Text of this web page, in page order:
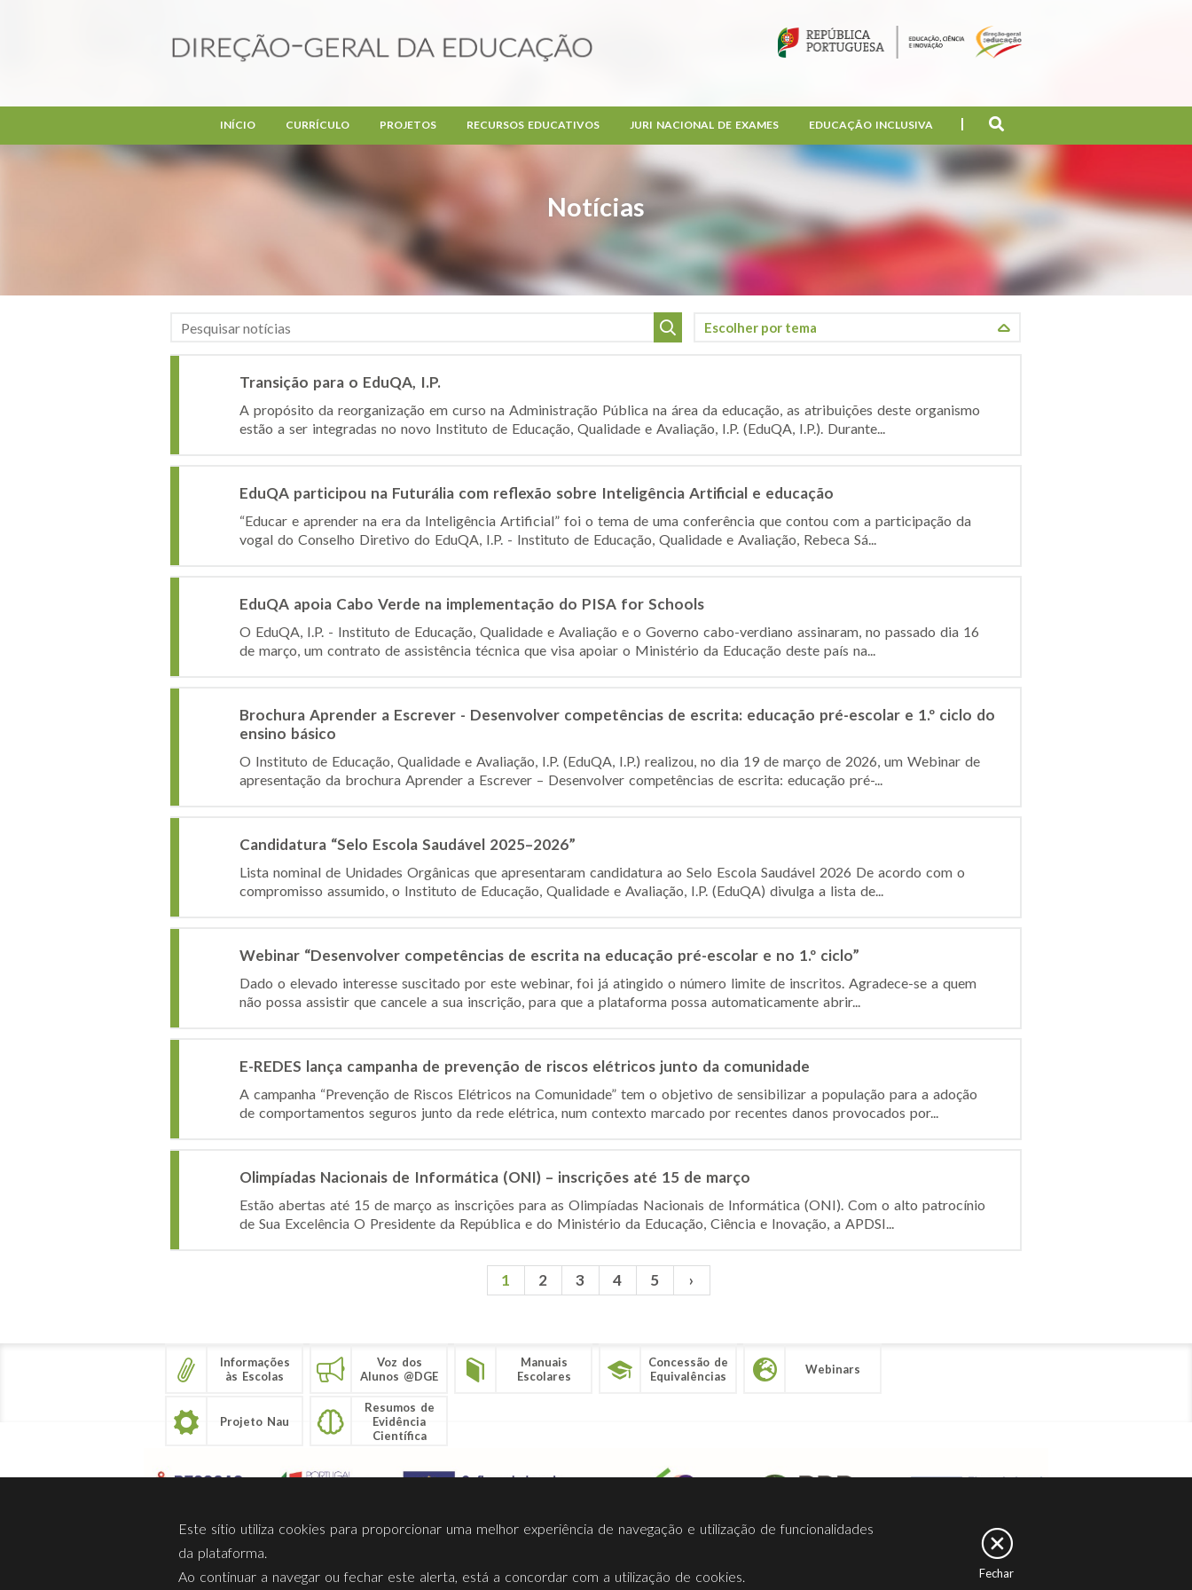
Notícias
INÍCIO CURRÍCULO PROJETOS RECURSOS EDUCATIVOS JURI NACIONAL DE EXAMES EDUCAÇÃO INCLUSIVA
Transição para o EduQA, I.P.
A propósito da reorganização em curso na Administração Pública na área da educação, as atribuições deste organismo
estão a ser integradas no novo Instituto de Educação, Qualidade e Avaliação, I.P. (EduQA, I.P.). Durante...
EduQA participou na Futurália com reflexão sobre Inteligência Artificial e educação
“Educar e aprender na era da Inteligência Artificial” foi o tema de uma conferência que contou com a participação da
vogal do Conselho Diretivo do EduQA, I.P. - Instituto de Educação, Qualidade e Avaliação, Rebeca Sá...
EduQA apoia Cabo Verde na implementação do PISA for Schools
O EduQA, I.P. - Instituto de Educação, Qualidade e Avaliação e o Governo cabo-verdiano assinaram, no passado dia 16
de março, um contrato de assistência técnica que visa apoiar o Ministério da Educação deste país na...
Brochura Aprender a Escrever - Desenvolver competências de escrita: educação pré-escolar e 1.º ciclo do
ensino básico
O Instituto de Educação, Qualidade e Avaliação, I.P. (EduQA, I.P.) realizou, no dia 19 de março de 2026, um Webinar de
apresentação da brochura Aprender a Escrever – Desenvolver competências de escrita: educação pré-...
Candidatura “Selo Escola Saudável 2025–2026”
Lista nominal de Unidades Orgânicas que apresentaram candidatura ao Selo Escola Saudável 2026 De acordo com o
compromisso assumido, o Instituto de Educação, Qualidade e Avaliação, I.P. (EduQA) divulga a lista de...
Webinar “Desenvolver competências de escrita na educação pré-escolar e no 1.º ciclo”
Dado o elevado interesse suscitado por este webinar, foi já atingido o número limite de inscritos. Agradece-se a quem
não possa assistir que cancele a sua inscrição, para que a plataforma possa automaticamente abrir...
E-REDES lança campanha de prevenção de riscos elétricos junto da comunidade
A campanha “Prevenção de Riscos Elétricos na Comunidade” tem o objetivo de sensibilizar a população para a adoção
de comportamentos seguros junto da rede elétrica, num contexto marcado por recentes danos provocados por...
Olimpíadas Nacionais de Informática (ONI) – inscrições até 15 de março
Estão abertas até 15 de março as inscrições para as Olimpíadas Nacionais de Informática (ONI). Com o alto patrocínio
de Sua Excelência O Presidente da República e do Ministério da Educação, Ciência e Inovação, a APDSI...
1 2 3 4 5 ›
Informações
às Escolas
Voz dos
Alunos @DGE
Manuais
Escolares
Concessão de
Equivalências
Webinars
Projeto Nau
Resumos de
Evidência
Científica
Sobre Nós Privacidade Termos Utilização Contactos Ligações Facebook
Este sítio utiliza cookies para proporcionar uma melhor experiência de navegação e utilização de funcionalidades
da plataforma.
Ao continuar a navegar ou fechar este alerta, está a concordar com a utilização de cookies.
Fechar